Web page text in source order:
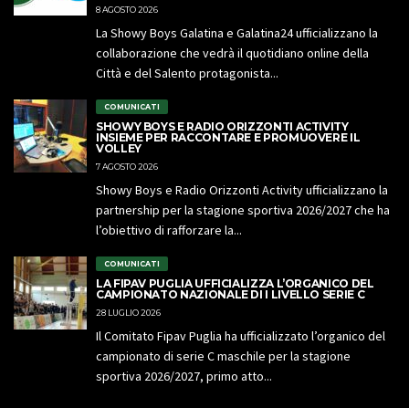
8 AGOSTO 2026
La Showy Boys Galatina e Galatina24 ufficializzano la
collaborazione che vedrà il quotidiano online della
Città e del Salento protagonista...
COMUNICATI
SHOWY BOYS E RADIO ORIZZONTI ACTIVITY
INSIEME PER RACCONTARE E PROMUOVERE IL
VOLLEY
7 AGOSTO 2026
Showy Boys e Radio Orizzonti Activity ufficializzano la
partnership per la stagione sportiva 2026/2027 che ha
l’obiettivo di rafforzare la...
COMUNICATI
LA FIPAV PUGLIA UFFICIALIZZA L’ORGANICO DEL
CAMPIONATO NAZIONALE DI I LIVELLO SERIE C
28 LUGLIO 2026
Il Comitato Fipav Puglia ha ufficializzato l’organico del
campionato di serie C maschile per la stagione
sportiva 2026/2027, primo atto...